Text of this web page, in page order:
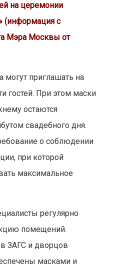
на церемонии
(информация с
Мэра Москвы от
приглашать на
гостей. При этом маски
остаются
свадебного дня.
о соблюдении
при которой
максимальное
регулярно
помещений.
ЗАГС и дворцов
масками и